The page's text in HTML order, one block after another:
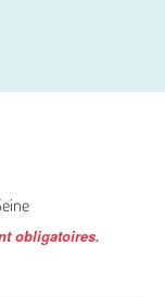
obligatoires.